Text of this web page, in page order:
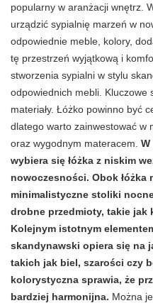
popularny w aranżacji wnętrz.
urządzić sypialnię marzeń w
odpowiednie meble, kolory,
tę przestrzeń wyjątkową i
stworzenia sypialni w stylu
odpowiednich mebli.
materiały. Łóżko powinno być
dlatego warto zainwestować w
oraz wygodnym materacem.
wybiera się łóżka z niskim
nowoczesności. Obok łóżka
minimalistyczne stoliki
drobne przedmioty, takie jak
Kolejnym istotnym
skandynawski opiera się na
takich jak biel, szarości czy
kolorystyczna sprawia, że
bardziej harmonijna. Można